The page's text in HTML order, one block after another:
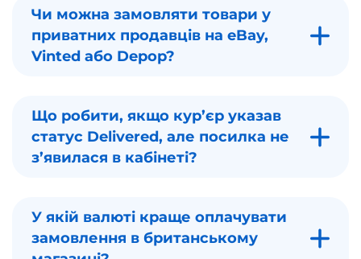
Чи можна замовляти товари у
приватних продавців на eBay,
Vinted або Depop?
Що робити, якщо кур’єр указав
статус Delivered, але посилка не
з’явилася в кабінеті?
У якій валюті краще оплачувати
замовлення в британському